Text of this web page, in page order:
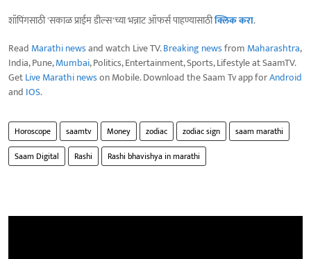
शॉपिंगसाठी 'सकाळ प्राईम डील्स'च्या भन्नाट ऑफर्स पाहण्यासाठीक्लिक करा.
Read Marathi newsand watch Live TV.Breaking newsfrom Maharashtra,
India, Pune,Mumbai, Politics, Entertainment, Sports, Lifestyle at SaamTV.
GetLive Marathi newson Mobile. Download the Saam Tv app forAndroid
and IOS.
Horoscope saamtv Money zodiac zodiac sign
saam marathi
Saam Digital
Rashi Rashi bhavishya in marathi